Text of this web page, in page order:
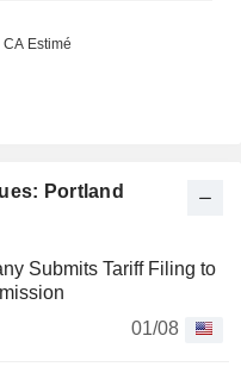
Portland
Submits Tariff Filing to
01/08